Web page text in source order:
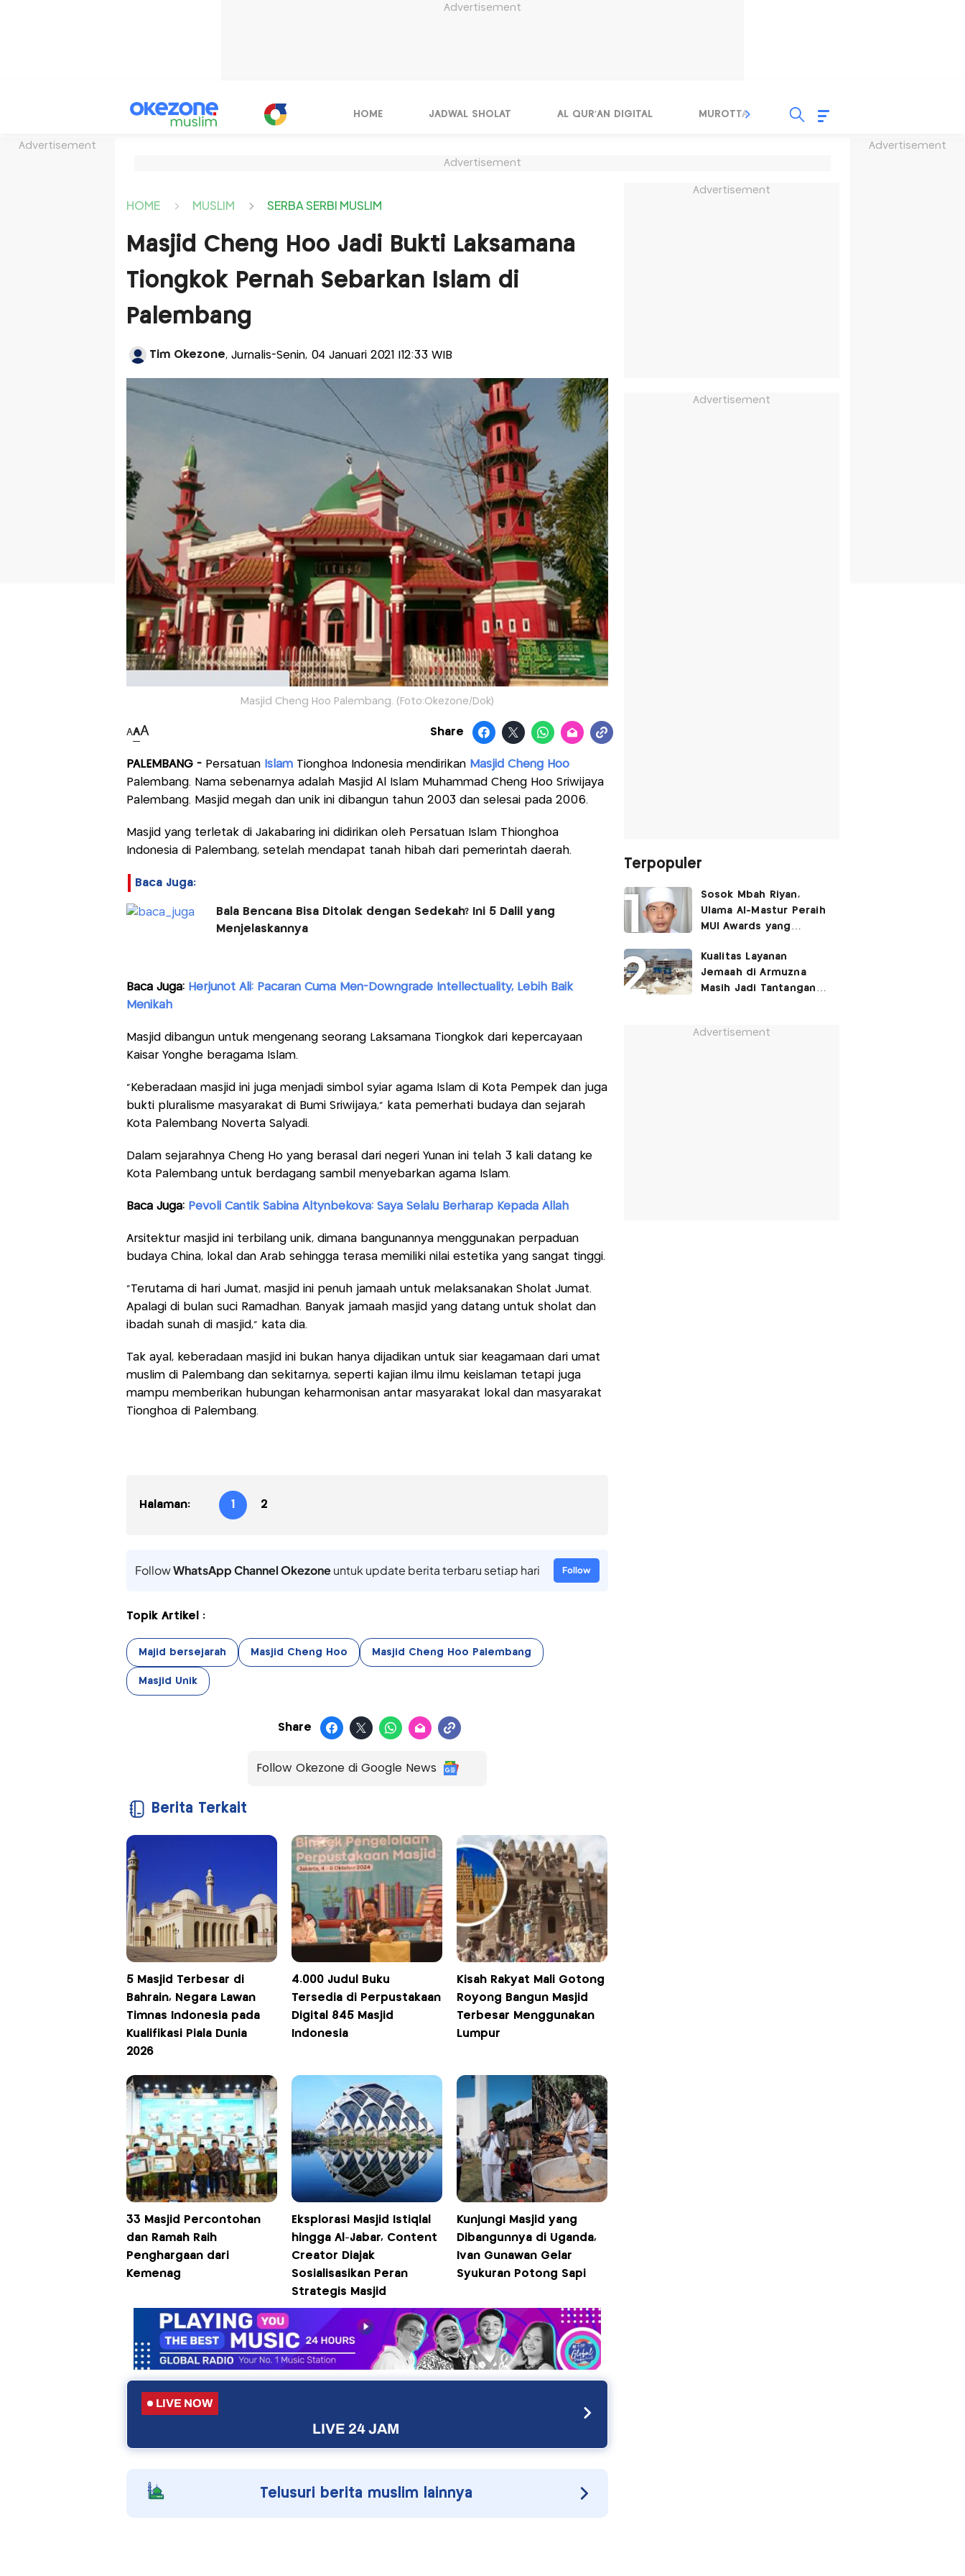
Advertisement
Advertisement Advertisement
HOME JADWAL SHOLAT AL QUR'AN DIGITAL MUROTTAL TAUSYIAH
Advertisement
HOME MUSLIM SERBA SERBI MUSLIM
Masjid Cheng Hoo Jadi Bukti Laksamana
Tiongkok Pernah Sebarkan Islam di
Palembang
Tim Okezone, Jurnalis-Senin, 04 Januari 2021 |12:33 WIB
Masjid Cheng Hoo Palembang. (Foto:Okezone/Dok)
AAA Share
PALEMBANG -Persatuan IslamTionghoa Indonesia mendirikan Masjid Cheng Hoo
Palembang. Nama sebenarnya adalah Masjid Al Islam Muhammad Cheng Hoo Sriwijaya
Palembang. Masjid megah dan unik ini dibangun tahun 2003 dan selesai pada 2006.
Masjid yang terletak di Jakabaring ini didirikan oleh Persatuan Islam Thionghoa
Indonesia di Palembang, setelah mendapat tanah hibah dari pemerintah daerah.
Baca Juga:
Bala Bencana Bisa Ditolak dengan Sedekah? Ini 5 Dalil yang
Menjelaskannya
Baca Juga: Herjunot Ali: Pacaran Cuma Men-Downgrade Intellectuality, Lebih Baik
Menikah
Masjid dibangun untuk mengenang seorang Laksamana Tiongkok dari kepercayaan
Kaisar Yonghe beragama Islam.
"Keberadaan masjid ini juga menjadi simbol syiar agama Islam di Kota Pempek dan juga
bukti pluralisme masyarakat di Bumi Sriwijaya," kata pemerhati budaya dan sejarah
Kota Palembang Noverta Salyadi.
Dalam sejarahnya Cheng Ho yang berasal dari negeri Yunan ini telah 3 kali datang ke
Kota Palembang untuk berdagang sambil menyebarkan agama Islam.
Baca Juga: Pevoli Cantik Sabina Altynbekova: Saya Selalu Berharap Kepada Allah
Arsitektur masjid ini terbilang unik, dimana bangunannya menggunakan perpaduan
budaya China, lokal dan Arab sehingga terasa memiliki nilai estetika yang sangat tinggi.
"Terutama di hari Jumat, masjid ini penuh jamaah untuk melaksanakan Sholat Jumat.
Apalagi di bulan suci Ramadhan. Banyak jamaah masjid yang datang untuk sholat dan
ibadah sunah di masjid," kata dia.
Tak ayal, keberadaan masjid ini bukan hanya dijadikan untuk siar keagamaan dari umat
muslim di Palembang dan sekitarnya, seperti kajian ilmu ilmu keislaman tetapi juga
mampu memberikan hubungan keharmonisan antar masyarakat lokal dan masyarakat
Tionghoa di Palembang.
Halaman: 1 2
FollowWhatsApp Channel Okezoneuntuk update berita terbaru setiap hari Follow
Topik Artikel :
Majid bersejarah Masjid Cheng Hoo Masjid Cheng Hoo Palembang
Masjid Unik
Share
Follow Okezone di Google News
Berita Terkait
5 Masjid Terbesar di
Bahrain, Negara Lawan
Timnas Indonesia pada
Kualifikasi Piala Dunia
2026
4.000 Judul Buku
Tersedia di Perpustakaan
Digital 845 Masjid
Indonesia
Kisah Rakyat Mali Gotong
Royong Bangun Masjid
Terbesar Menggunakan
Lumpur
33 Masjid Percontohan
dan Ramah Raih
Penghargaan dari
Kemenag
Eksplorasi Masjid Istiqlal
hingga Al-Jabar, Content
Creator Diajak
Sosialisasikan Peran
Strategis Masjid
Kunjungi Masjid yang
Dibangunnya di Uganda,
Ivan Gunawan Gelar
Syukuran Potong Sapi
LIVE NOW
LIVE 24 JAM
Telusuri berita muslim lainnya
Advertisement
Advertisement
Terpopuler
Sosok Mbah Riyan,
Ulama Al-Mastur Peraih
MUI Awards yang
Tukang Bangunan
Kualitas Layanan
Jemaah di Armuzna
Masih Jadi Tantangan
Advertisement